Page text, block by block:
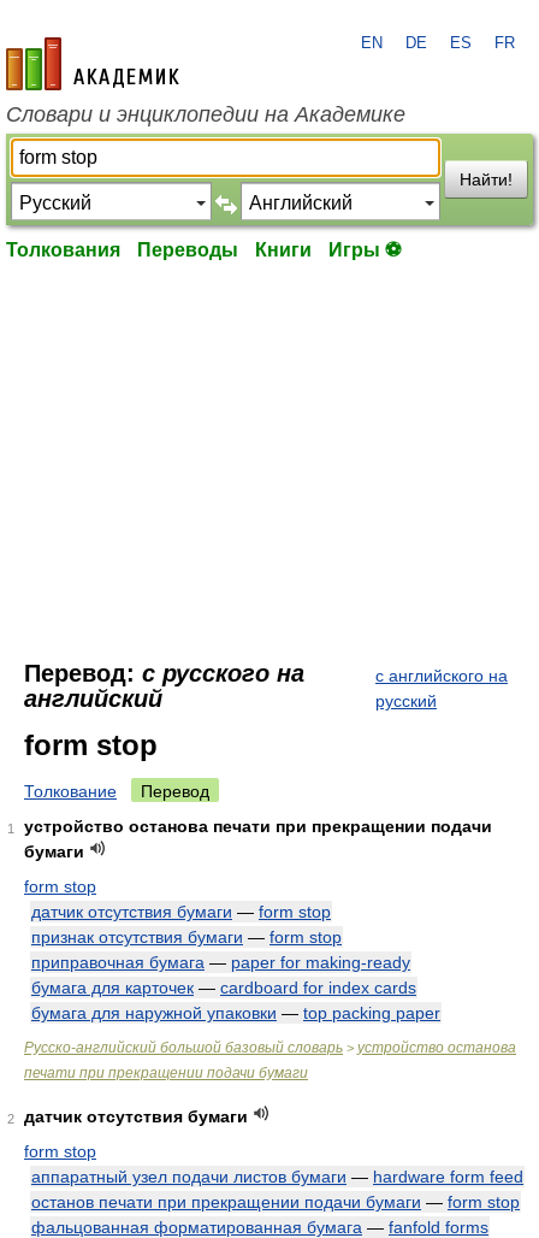
academic.ru
EN DE ES FR
Словари и энциклопедии на Академике
Найти!
Толкования Переводы Книги Игры ⚽
Перевод: с русского на
английский
с английского на
русский
form stop
Толкование Перевод
1
устройство останова печати при прекращении подачи
бумаги
form stop
датчик отсутствия бумаги — form stop
признак отсутствия бумаги — form stop
приправочная бумага — paper for making-ready
бумага для карточек — cardboard for index cards
бумага для наружной упаковки — top packing paper
Русско-английский большой базовый словарь > устройство останова
печати при прекращении подачи бумаги
2
датчик отсутствия бумаги
form stop
аппаратный узел подачи листов бумаги — hardware form feed
останов печати при прекращении подачи бумаги — form stop
фальцованная форматированная бумага — fanfold forms